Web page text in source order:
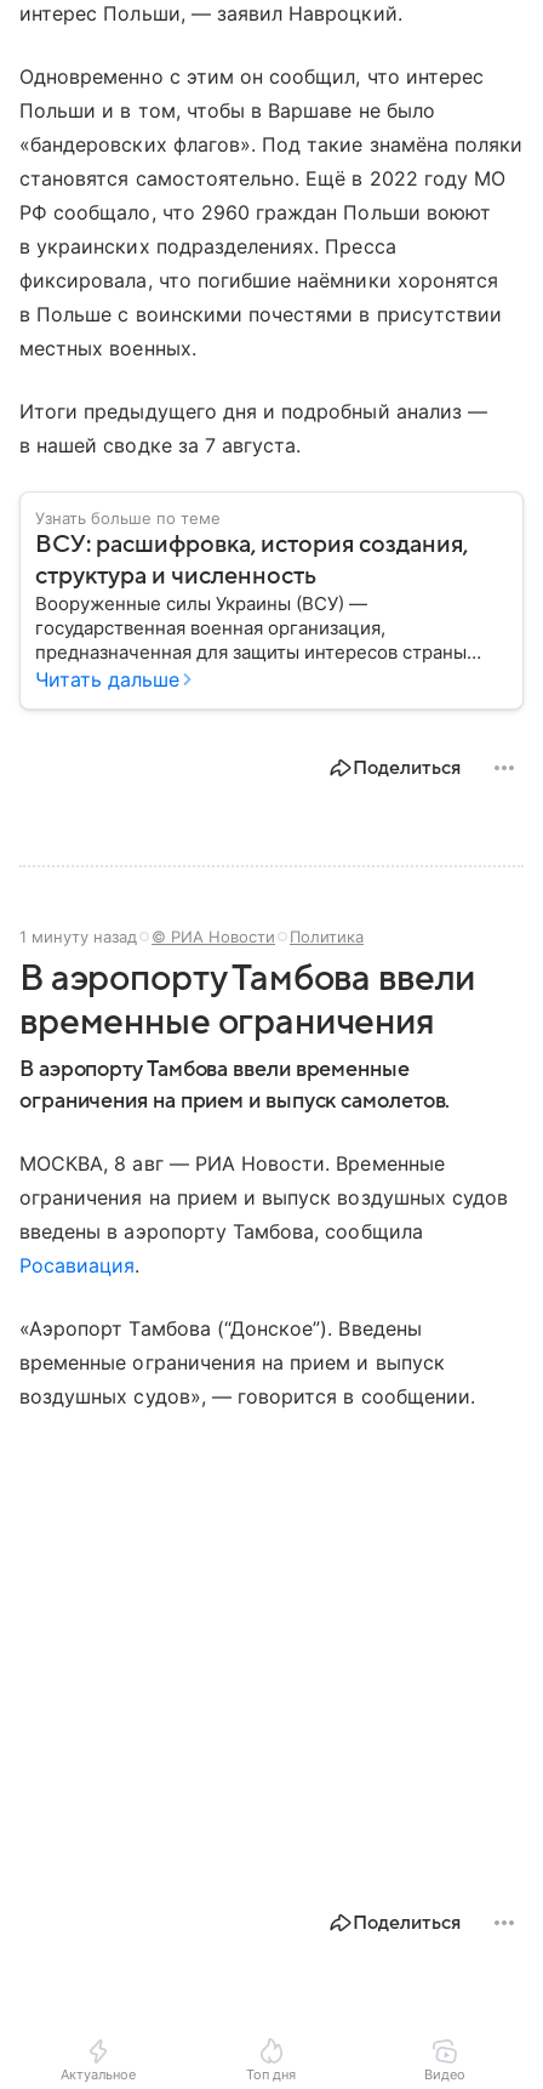
интерес Польши, — заявил Навроцкий.
Одновременно с этим он сообщил, что интерес
Польши и в том, чтобы в Варшаве не было
«бандеровских флагов». Под такие знамёна поляки
становятся самостоятельно. Ещё в 2022 году МО
РФ сообщало, что 2960 граждан Польши воюют
в украинских подразделениях. Пресса
фиксировала, что погибшие наёмники хоронятся
в Польше с воинскими почестями в присутствии
местных военных.
Итоги предыдущего дня и подробный анализ —
в нашей сводке за 7 августа.
Узнать больше по теме
ВСУ: расшифровка, история создания,
структура и численность
Вооруженные силы Украины (ВСУ) —
государственная военная организация,
предназначенная для защиты интересов страны
военным путем. Была создана после
Читать дальше
Поделиться
1 минуту назад © РИА Новости Политика
В аэропорту Тамбова ввели
временные ограничения
В аэропорту Тамбова ввели временные
ограничения на прием и выпуск самолетов.
МОСКВА, 8 авг — РИА Новости. Временные
ограничения на прием и выпуск воздушных судов
введены в аэропорту Тамбова, сообщила
Росавиация.
«Аэропорт Тамбова (“Донское”). Введены
временные ограничения на прием и выпуск
воздушных судов», — говорится в сообщении.
Поделиться
Актуальное Топ дня Видео